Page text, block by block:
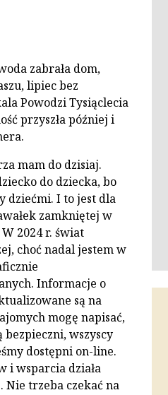
zabrała dom,
lipiec bez
Powodzi Tysiąclecia
przyszła później i
mam do dzisiaj.
do dziecka, bo
dziećmi. I to jest dla
zamkniętej w
2024 r. świat
choć nadal jestem w
Informacje o
są na
mogę napisać,
bezpieczni, wszyscy
dostępni on-line.
i wsparcia działa
Nie trzeba czekać na